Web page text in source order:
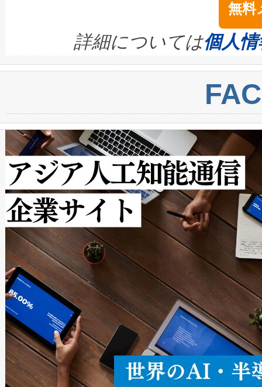
きます。この効率性は、フェ
ます。 Voltaiq provides a
quality and reliability for AI
BESS stack to ensure battery
centers. Voltaiqは、ai&のAI
からシステム統合、試運転、
クルの各段階のデータを監視
[…]
イズの小径化を実現すること
す。ノーマルモードでは、
ートル先まで検出でき、これ
トに対して約600メートルに
では、反射率10％のターゲッ
で向上し、最大検知距離は
ットだけで最大1キロメート
ルの変電所周囲を監視でき、
作業と点群処理を簡素化でき
Avia 2は、2種類のFOVオプシ
× 80°のノーマルモード、長
ードを切り替えて使用するこ
ることなく、単一のデバイス
うにします。遠距離まで届く
密度なスキャ […]
無料
詳細については個人